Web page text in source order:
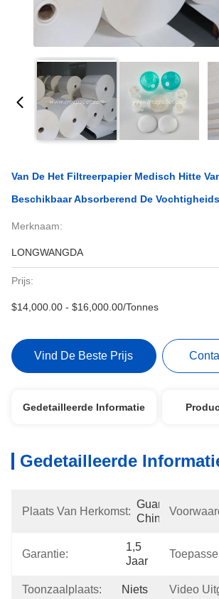
Van De Het Filtreerpapier Medisch Hitte
Beschikbaar Absorberend De
Merknaam:
LONGWANGDA
Prijs:
$14,000.00 - $16,000.00/Tonnes
Vind De Beste Prijs
Gedetailleerde Informatie
Gedetailleerde
Plaats Van Herkomst:
Guangdong,
China
Garantie:
1,5
Jaar
Toonzaalplaats: Niets Video